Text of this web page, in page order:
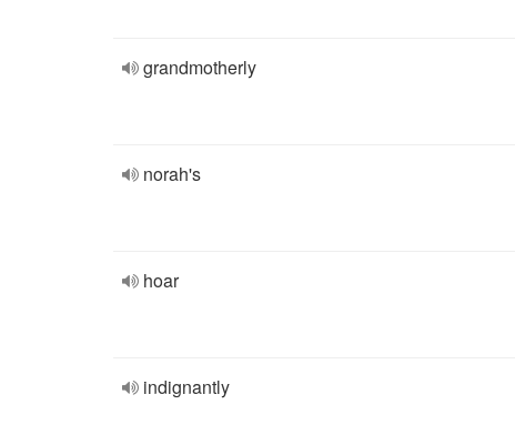
grandmotherly
norah's
hoar
indignantly